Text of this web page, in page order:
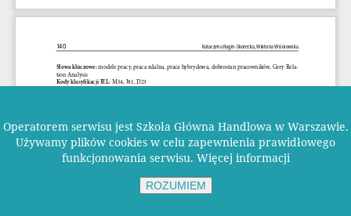
Operatorem serwisu jest Szkoła Główna Handlowa w Warszawie.
Używamy plików cookies w celu zapewnienia prawidłowego
funkcjonowania serwisu. Więcej informacji
ROZUMIEM